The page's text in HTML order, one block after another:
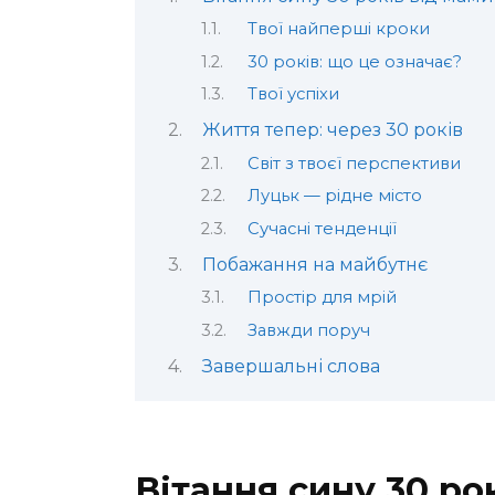
Твої найперші кроки
30 років: що це означає?
Твої успіхи
Життя тепер: через 30 років
Світ з твоєї перспективи
Луцьк — рідне місто
Сучасні тенденції
Побажання на майбутнє
Простір для мрій
Завжди поруч
Завершальні слова